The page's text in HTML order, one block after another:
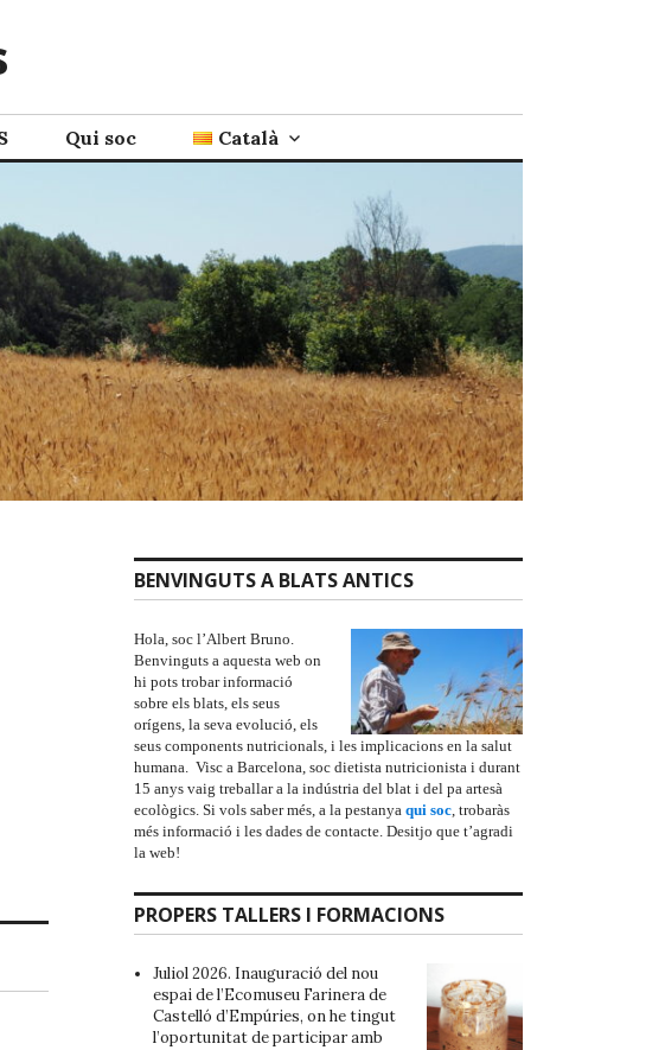
Qui soc Català
BENVINGUTS A BLATS ANTICS
Hola, soc l’Albert Bruno.
Benvinguts a aquesta web on
hi pots trobar informació
sobre els blats, els seus
orígens, la seva evolució, els
seus components nutricionals, i les implicacions en la salut
humana. Visc a Barcelona, soc dietista nutricionista i durant
15 anys vaig treballar a la indústria del blat i del pa artesà
ecològics. Si vols saber més, a la pestanya qui soc, trobaràs
més informació i les dades de contacte. Desitjo que t’agradi
la web!
PROPERS TALLERS I FORMACIONS
Juliol 2026. Inauguració del nou
espai de l’Ecomuseu Farinera de
Castelló d’Empúries, on he tingut
l’oportunitat de participar amb